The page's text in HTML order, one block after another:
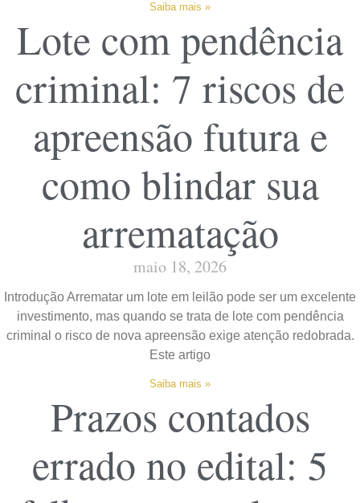
Saiba mais »
Lote com pendência
criminal: 7 riscos de
apreensão futura e
como blindar sua
arrematação
maio 18, 2026
Introdução Arrematar um lote em leilão pode ser um excelente
investimento, mas quando se trata de lote com pendência
criminal o risco de nova apreensão exige atenção redobrada.
Este artigo
Saiba mais »
Prazos contados
errado no edital: 5